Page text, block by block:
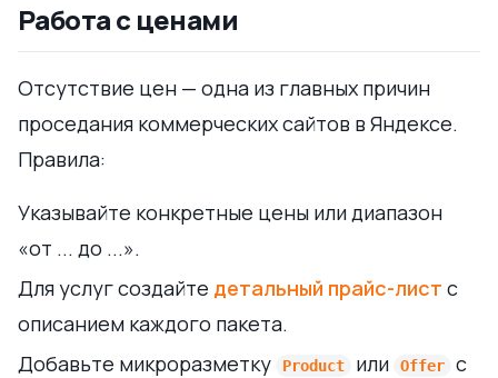
Работа с ценами
Отсутствие цен — одна из главных причин
проседания коммерческих сайтов в Яндексе.
Правила:
Указывайте конкретные цены или диапазон
«от ... до ...».
Для услуг создайте детальный прайс-лист с
описанием каждого пакета.
Добавьте микроразметку
Product или Offer
с